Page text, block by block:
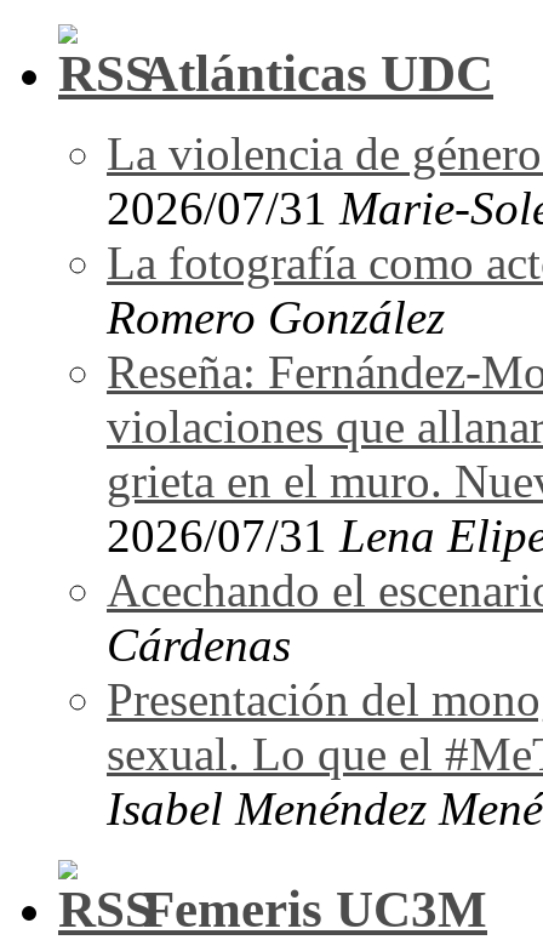
Atlánticas UDC
La violencia de
2026/07/31 Marie-
La fotografía como
Romero González
Reseña: Fernández-
violaciones que
grieta en el muro.
2026/07/31 Lena
Acechando el
Cárdenas
Presentación del
sexual. Lo que el
Isabel Menéndez
Femeris UC3M